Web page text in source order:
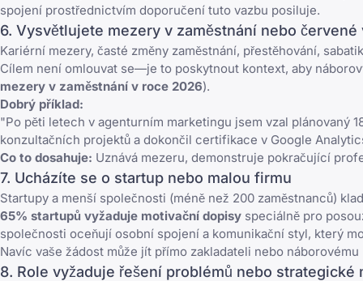
spojení prostřednictvím doporučení tuto vazbu posiluje.
6. Vysvětlujete mezery v zaměstnání nebo
Kariérní mezery, časté změny zaměstnání, přestěhování,
Cílem není omlouvat se—je to poskytnout kontext, aby
mezery v zaměstnání v roce 2026).
Dobrý příklad:
"Po pěti letech v agenturním marketingu jsem vzal plánovaný
konzultačních projektů a dokončil certifikace v Google
Co to dosahuje: Uznává mezeru, demonstruje pokračující
7. Ucházíte se o startup nebo malou firmu
Startupy a menší společnosti (méně než 200 zaměstnanců)
65% startupů vyžaduje motivační dopisy speciálně pro
společnosti oceňují osobní spojení a komunikační styl, který
Navíc vaše žádost může jít přímo zakladateli nebo
8. Role vyžaduje řešení problémů nebo strategické